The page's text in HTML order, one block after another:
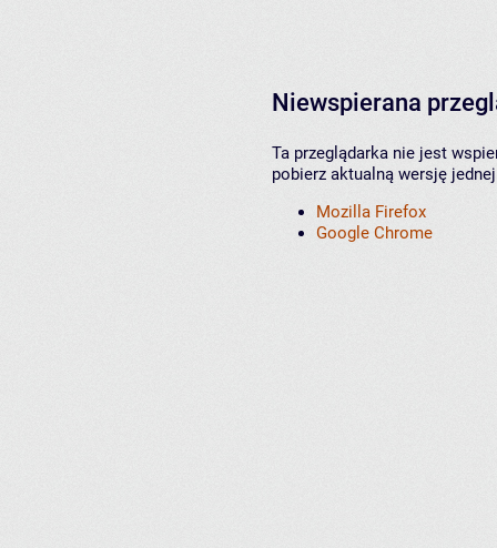
Niewspierana
Ta przeglądarka nie jest
pobierz aktualną wersję
Mozilla Firefox
Google Chrome